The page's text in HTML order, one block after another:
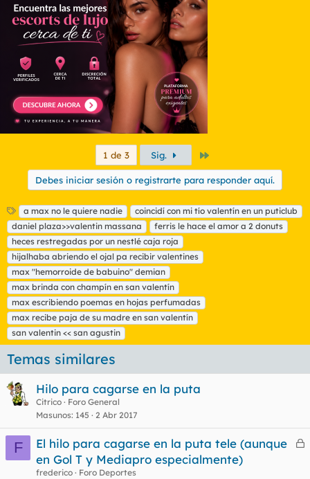
o
n
1 de 3 Sig.
Debes iniciar sesión o registrarte para responder aquí.
E
t
i
q
u
e
t
a
s
a max no le quiere nadie
coincidí con mi tío valentín en un puticlub
daniel plaza>>valentin massana
ferris le hace el amor a 2 donuts
heces restregadas por un nestlé caja roja
hijalhaba abriendo el ojal pa recibir valentines
max "hemorroide de babuino" demian
max brinda con champín en san valentín
max escribiendo poemas en hojas perfumadas
max recibe paja de su madre en san valentín
san valentin << san agustin
Temas similares
Hilo para cagarse en la puta
Citrico
Foro General
Masunos 145 2 Abr 2017
F
C
El hilo para cagarse en la puta tele (aunque
en Gol T y Mediapro especialmente)
frederico
Foro Deportes